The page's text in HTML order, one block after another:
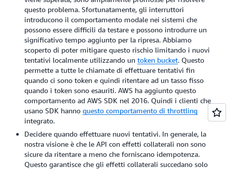
questo problema. Sfortunatamente, gli interruttori
introducono il comportamento modale nei sistemi che
possono essere difficili da testare e possono introdurre un
significativo tempo aggiunto per la ripresa. Abbiamo
scoperto di poter mitigare questo rischio limitando i nuovi
tentativi localmente utilizzando un token bucket. Questo
permette a tutte le chiamate di effettuare tentativi fin
quando ci sono token e quindi ritentare ad un tasso fisso
quando i token sono esauriti. AWS ha aggiunto questo
comportamento ad AWS SDK nel 2016. Quindi i clienti che
usano SDK hanno questo comportamento di throttling
integrato.
Decidere quando effettuare nuovi tentativi. In generale, la
nostra visione è che le API con effetti collaterali non sono
sicure da ritentare a meno che forniscano idempotenza.
Questo garantisce che gli effetti collaterali succedano solo